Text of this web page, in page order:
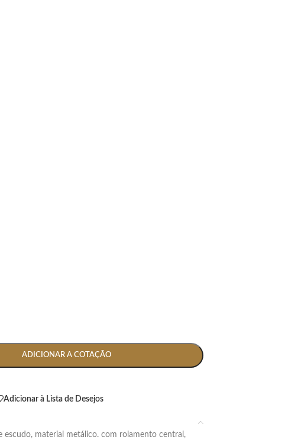
ADICIONAR A COTAÇÃO
Adicionar à Lista de Desejos